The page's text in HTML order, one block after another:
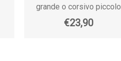
grande o corsivo piccolo
€23,90